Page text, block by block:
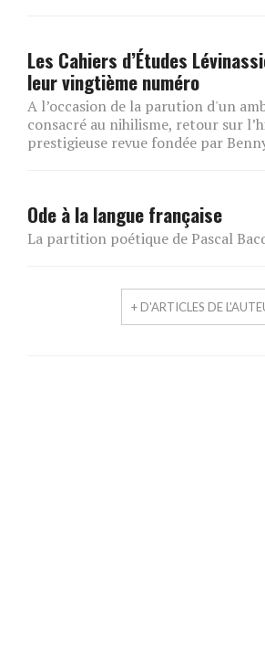
Les Cahiers d’Études
leur vingtième numéro
A l’occasion de la parution d'un
consacré au nihilisme, retour sur
prestigieuse revue fondée par
Ode à la langue française
La partition poétique de Pascal
+ D'ARTICLES DE